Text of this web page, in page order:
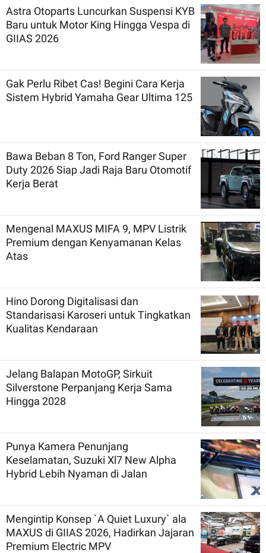
Astra Otoparts Luncurkan Suspensi KYB
Baru untuk Motor King Hingga Vespa di
GIIAS 2026
Gak Perlu Ribet Cas! Begini Cara Kerja
Sistem Hybrid Yamaha Gear Ultima 125
Bawa Beban 8 Ton, Ford Ranger Super
Duty 2026 Siap Jadi Raja Baru Otomotif
Kerja Berat
Mengenal MAXUS MIFA 9, MPV Listrik
Premium dengan Kenyamanan Kelas
Atas
Hino Dorong Digitalisasi dan
Standarisasi Karoseri untuk Tingkatkan
Kualitas Kendaraan
Jelang Balapan MotoGP, Sirkuit
Silverstone Perpanjang Kerja Sama
Hingga 2028
Punya Kamera Penunjang
Keselamatan, Suzuki Xl7 New Alpha
Hybrid Lebih Nyaman di Jalan
Mengintip Konsep `A Quiet Luxury` ala
MAXUS di GIIAS 2026, Hadirkan Jajaran
Premium Electric MPV